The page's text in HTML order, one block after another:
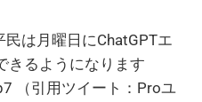
民は月曜日にChatGPTエ
きるようになります
（引用ツイート：Proユ